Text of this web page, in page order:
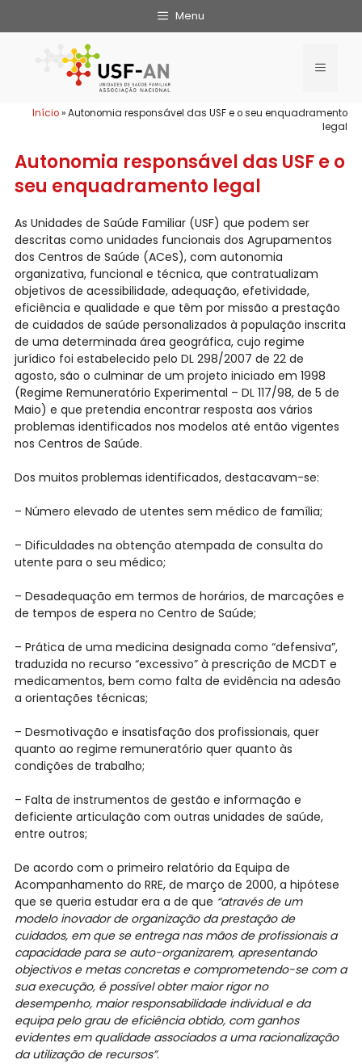
Menu
Início»Autonomia responsável das USF e o seu enquadramento
legal
Autonomia responsável das USF e o
seu enquadramento legal
As Unidades de Saúde Familiar (USF) que podem ser
descritas como unidades funcionais dos Agrupamentos
dos Centros de Saúde (ACeS), com autonomia
organizativa, funcional e técnica, que contratualizam
objetivos de acessibilidade, adequação, efetividade,
eficiência e qualidade e que têm por missão a prestação
de cuidados de saúde personalizados à população inscrita
de uma determinada área geográfica, cujo regime
jurídico foi estabelecido pelo DL 298/2007 de 22 de
agosto, são o culminar de um projeto iniciado em 1998
(Regime Remuneratório Experimental – DL 117/98, de 5 de
Maio) e que pretendia encontrar resposta aos vários
problemas identificados nos modelos até então vigentes
nos Centros de Saúde.
Dos muitos problemas identificados, destacavam-se:
– Número elevado de utentes sem médico de família;
– Dificuldades na obtenção atempada de consulta do
utente para o seu médico;
– Desadequação em termos de horários, de marcações e
de tempos de espera no Centro de Saúde;
– Prática de uma medicina designada como “defensiva”,
traduzida no recurso “excessivo” à prescrição de MCDT e
medicamentos, bem como falta de evidência na adesão
a orientações técnicas;
– Desmotivação e insatisfação dos profissionais, quer
quanto ao regime remuneratório quer quanto às
condições de trabalho;
– Falta de instrumentos de gestão e informação e
deficiente articulação com outras unidades de saúde,
entre outros;
De acordo com o primeiro relatório da Equipa de
Acompanhamento do RRE, de março de 2000, a hipótese
que se queria estudar era a de que “através de um
modelo inovador de organização da prestação de
cuidados, em que se entrega nas mãos de profissionais a
capacidade para se auto-organizarem, apresentando
objectivos e metas concretas e comprometendo-se com a
sua execução, é possível obter maior rigor no
desempenho, maior responsabilidade individual e da
equipa pelo grau de eficiência obtido, com ganhos
evidentes em qualidade associados a uma racionalização
da utilização de recursos”.